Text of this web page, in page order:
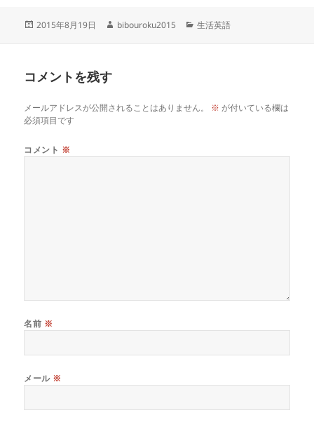
投
2015年8月19日
作
bibouroku2015
カ
生活英語
コメントを残す
メールアドレスが公開されることはありません。 ※ が付いている欄は
必須項目です
コメント ※
名前 ※
メール ※